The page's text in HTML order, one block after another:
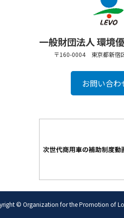
一般財団法人 環境
〒160-0004 東京都新宿
お問い合わ
© Organization for the Promotion of